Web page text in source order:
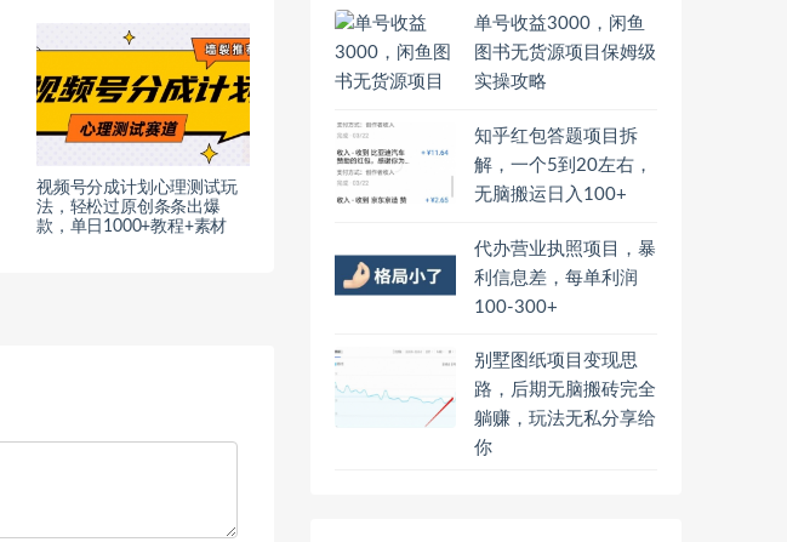
视频号分成计划心理测试玩
法，轻松过原创条条出爆
款，单日1000+教程+素材
单号收益3000，闲鱼
图书无货源项目保姆级
实操攻略
知乎红包答题项目拆
解，一个5到20左右，
无脑搬运日入100+
代办营业执照项目，暴
利信息差，每单利润
100-300+
别墅图纸项目变现思
路，后期无脑搬砖完全
躺赚，玩法无私分享给
你